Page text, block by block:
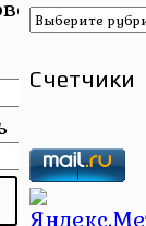
Рубрики
Счетчики